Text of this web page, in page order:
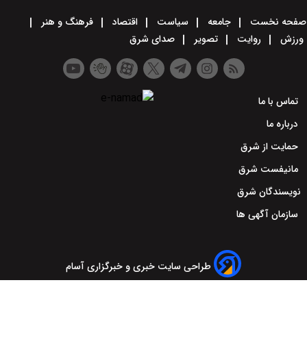
صفحه نخست جامعه سیاست اقتصاد
فرهنگ و هنر
ورزش
روایت تصویر صدای شرق
تماس با ما
درباره ما
حمایت از شرق
مانیفست شرق
نویسندگان شرق
سازمان آگهی ها
طراحی سایت خبری و خبرگزاری آسام